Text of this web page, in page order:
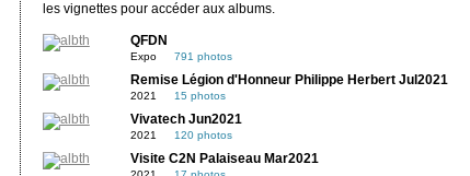
les vignettes pour accéder aux albums.
QFDN
Expo 791 photos
Remise Légion d'Honneur Philippe Herbert Jul2021
2021 15 photos
Vivatech Jun2021
2021 120 photos
Visite C2N Palaiseau Mar2021